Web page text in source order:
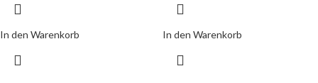
In den Warenkorb In den Warenkorb